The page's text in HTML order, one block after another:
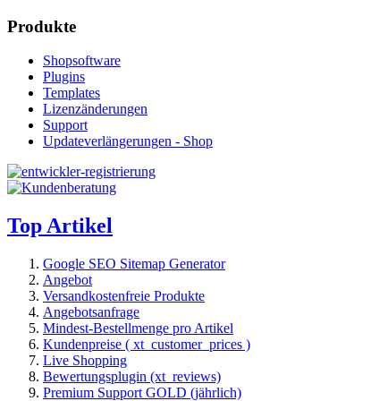
Produkte
Shopsoftware
Plugins
Templates
Lizenzänderungen
Support
Updateverlängerungen - Shop
Top Artikel
Google SEO Sitemap Generator
Angebot
Versandkostenfreie Produkte
Angebotsanfrage
Mindest-Bestellmenge pro Artikel
Kundenpreise ( xt_customer_prices )
Live Shopping
Bewertungsplugin (xt_reviews)
Premium Support GOLD (jährlich)